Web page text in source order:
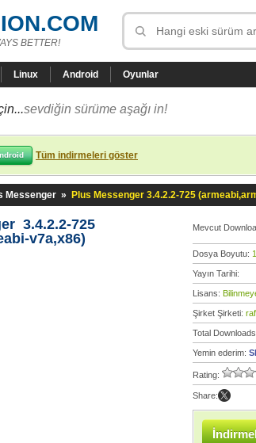
BETTER!
Linux Android Oyunlar
sevdiğin sürüme aşağı in!
Tüm indirmeleri göster
Messenger » Plus Messenger 3.4.2.2-725
3.4.2.2-725
v7a,x86)
Mevcut
Dosya Boyutu:
Yayın Tarihi:
Lisans:
Şirket Şirketi:
Total
Yemin ederim:
Rating:
Share: